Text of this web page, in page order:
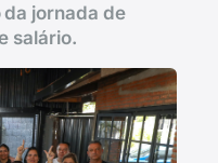
jornada de
salário.